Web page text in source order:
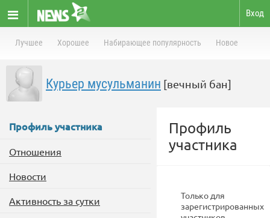
Вход
Лучшее Хорошее Набирающее популярность Новое
Курьер мусульманин [вечный бан]
Профиль участника
Отношения
Новости
Активность за сутки
Профиль
участника
Только для
зарегистрированных